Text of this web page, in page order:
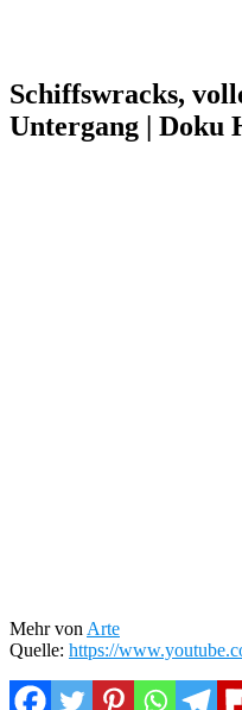
Schiffswracks,
Untergang | Doku
Mehr von Arte
Quelle: https://